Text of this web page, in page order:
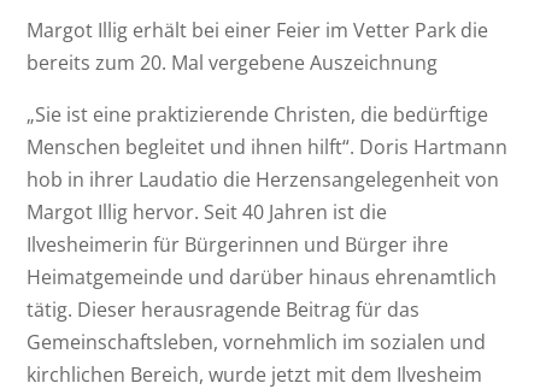
Margot Illig erhält bei einer Feier im Vetter Park die
bereits zum 20. Mal vergebene Auszeichnung
„Sie ist eine praktizierende Christen, die bedürftige
Menschen begleitet und ihnen hilft“. Doris Hartmann
hob in ihrer Laudatio die Herzensangelegenheit von
Margot Illig hervor. Seit 40 Jahren ist die
Ilvesheimerin für Bürgerinnen und Bürger ihre
Heimatgemeinde und darüber hinaus ehrenamtlich
tätig. Dieser herausragende Beitrag für das
Gemeinschaftsleben, vornehmlich im sozialen und
kirchlichen Bereich, wurde jetzt mit dem Ilvesheim